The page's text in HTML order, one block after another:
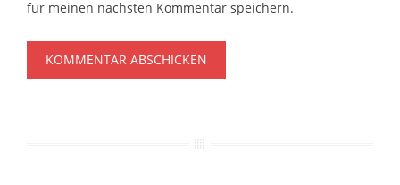
für meinen nächsten Kommentar speichern.